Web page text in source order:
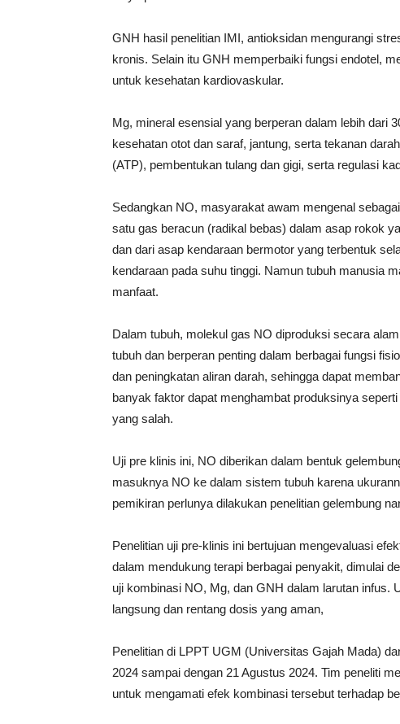
GNH hasil penelitian IMI, antioksidan mengurangi
kronis. Selain itu GNH memperbaiki fungsi endotel,
untuk kesehatan kardiovaskular.
Mg, mineral esensial yang berperan dalam lebih dari
kesehatan otot dan saraf, jantung, serta tekanan
(ATP), pembentukan tulang dan gigi, serta regulasi
Sedangkan NO, masyarakat awam mengenal
satu gas beracun (radikal bebas) dalam asap rokok
dan dari asap kendaraan bermotor yang terbentuk
kendaraan pada suhu tinggi. Namun tubuh manusia
manfaat.
Dalam tubuh, molekul gas NO diproduksi secara
tubuh dan berperan penting dalam berbagai fungsi
dan peningkatan aliran darah, sehingga dapat
banyak faktor dapat menghambat produksinya
yang salah.
Uji pre klinis ini, NO diberikan dalam bentuk
masuknya NO ke dalam sistem tubuh karena
pemikiran perlunya dilakukan penelitian gelembung
Penelitian uji pre-klinis ini bertujuan mengevaluasi
dalam mendukung terapi berbagai penyakit, dimulai
uji kombinasi NO, Mg, dan GNH dalam larutan infus.
langsung dan rentang dosis yang aman,
Penelitian di LPPT UGM (Universitas Gajah Mada)
2024 sampai dengan 21 Agustus 2024. Tim peneliti
untuk mengamati efek kombinasi tersebut terhadap